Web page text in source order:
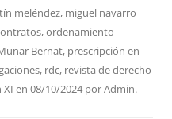
meléndez, miguel navarro
,ordenamiento
Bernat, prescripción en
, rdc, revista de derecho
XI en 08/10/2024porAdmin.